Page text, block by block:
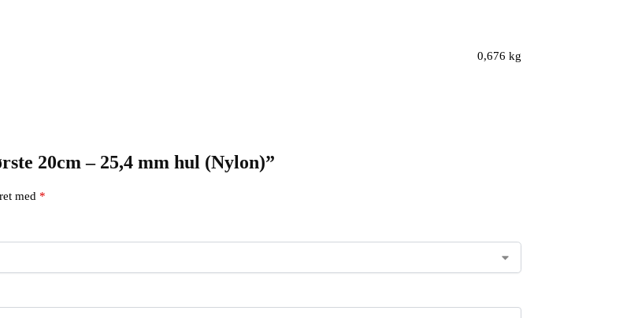
0,676 kg
20cm – 25,4 mm hul (Nylon)”
med *